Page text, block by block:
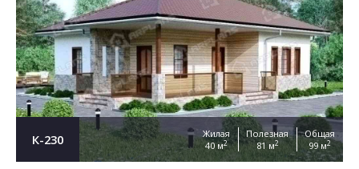
К-230
Жилая
40 м2
Полезная
81 м2
Общая
99 м2